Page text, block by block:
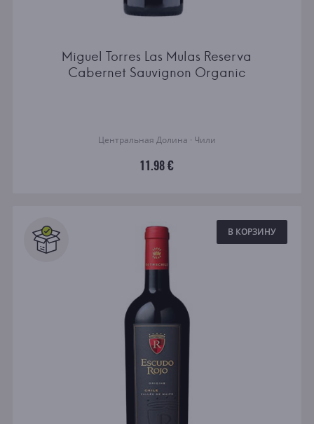
Miguel Torres Las Mulas Reserva
Cabernet Sauvignon Organic
Центральная Долина · Чили
11.98 €
В КОРЗИНУ